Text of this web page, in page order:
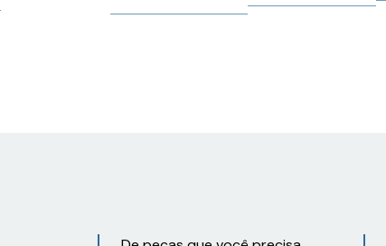
6SL32101PE330CL0